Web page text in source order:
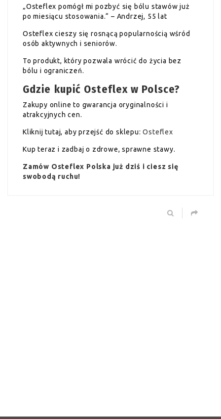
„Osteflex pomógł mi pozbyć się bólu stawów już
po miesiącu stosowania.“ – Andrzej, 55 lat
Osteflex cieszy się rosnącą popularnością wśród
osób aktywnych i seniorów.
To produkt, który pozwala wrócić do życia bez
bólu i ograniczeń.
Gdzie kupić Osteflex w Polsce?
Zakupy online to gwarancja oryginalności i
atrakcyjnych cen.
Kliknij tutaj, aby przejść do sklepu:Osteflex
Kup teraz i zadbaj o zdrowe, sprawne stawy.
Zamów Osteflex Polska już dziś i ciesz się
swobodą ruchu!